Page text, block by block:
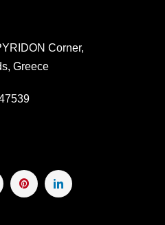
Corner,
Greece